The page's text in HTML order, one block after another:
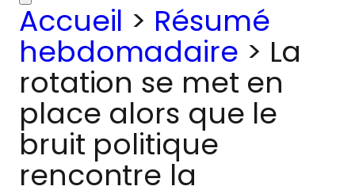
Accueil > Résumé
hebdomadaire > La
rotation se met en
place alors que le
bruit politique
rencontre la